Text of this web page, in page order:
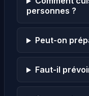
personnes ?
Peut-on
Faut-il